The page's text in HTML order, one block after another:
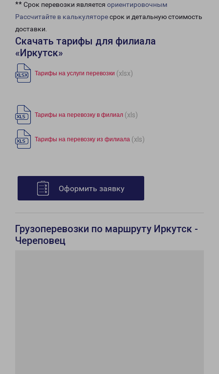
** Срок перевозки является ориентировочным
Рассчитайте в калькуляторесрок и детальную стоимость
доставки.
Скачать тарифы для филиала
«Иркутск»
Тарифы на услуги перевозки (xlsx)
Тарифы на перевозку в филиал (xls)
Тарифы на перевозку из филиала (xls)
Оформить заявку
Грузоперевозки по маршруту Иркутск -
Череповец